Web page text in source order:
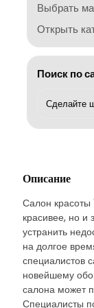
Выбрать
Открыть
Поиск по
Описание
Салон красоты
красивее, но и
устранить
на долгое
специалистов
новейшему
салона может
Специалисты